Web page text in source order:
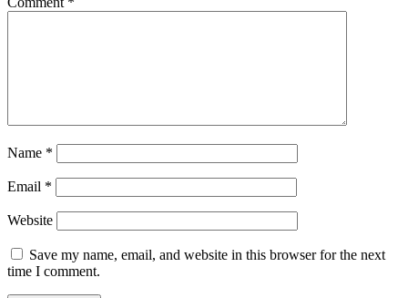
Name *
Email *
Website
Save my name, email, and website in this browser for the next
time I comment.